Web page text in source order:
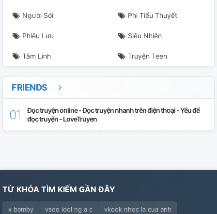
Người Sói Phi Tiểu Thuyết
Phiêu Lưu Siêu Nhiên
Tâm Linh Truyện Teen
FRIENDS
Đọc truyện online - Đọc truyện nhanh trên điện thoại - Yêu để
đọc truyện - LoveTruyen
TỪ KHÓA TÌM KIẾM GẦN ĐÂY
x bamby vsoo idol ng a c
vkook nhoc la cua anh